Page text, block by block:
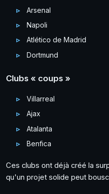
Arsenal
Napoli
Atlético de Madrid
Dortmund
Clubs « coups »
Villarreal
Ajax
Atalanta
Benfica
Ces clubs ont déjà créé la
qu'un projet solide peut